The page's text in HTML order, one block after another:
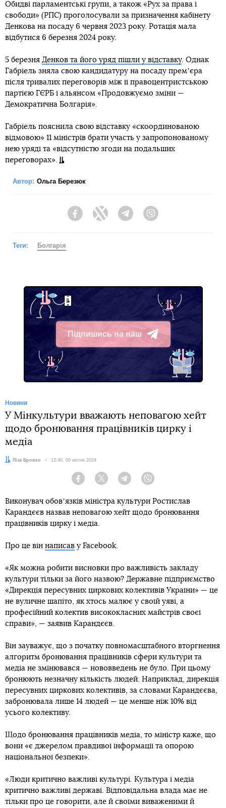
Обидві парламентські групи, а також «Рух за права і
свободи» (РПС) проголосували за призначення кабінету
Денкова на посаду 6 червня 2023 року. Ротація мала
відбутися 6 березня 2024 року.
5 березня Денков та його уряд пішли у відставку. Однак
Габріель зняла свою кандидатуру на посаду премʼєра
після тривалих переговорів між її правоцентристською
партією ГЄРБ і альянсом «Продовжуємо зміни —
Демократична Болгарія».
Габріель пояснила свою відставку «скоординованою
відмовою» 11 міністрів брати участь у запропонованому
нею уряді та «відсутністю згоди на подальших
переговорах».
Автор: Ольга Березюк
FacebookTwitter Telegram
Теги: Болгарія
Підпишись на наш
Telegram
Новини
У Мінкультури вважають неповагою хейт
щодо бронювання працівників цирку і
медіа
Автор:
Ліза Бровко Дата:
12:40, 09 квітня 2024
Facebook Twitter Telegram
Виконувач обовʼязків міністра культури Ростислав
Карандєєв назвав неповагою хейт щодо бронювання
працівників цирку і медіа.
Про це він написав у Facebook.
«Як можна робити висновки про важливість закладу
культури тільки за його назвою? Державне підприємство
«Дирекція пересувних циркових колективів України» — це
не вуличне шапіто, як хтось малює у своїй уяві, а
професійний колектив висококласних майстрів своєї
справи», — заявив Карандєєв.
Він зауважує, що з початку повномасштабного вторгнення
алгоритм бронювання працівників сфери культури та
медіа не змінювався — нововведень не було. При цьому
бронюють незначну кількість людей. Наприклад, дирекція
пересувних циркових колективів, за словами Карандєєва,
забронювала лише 14 людей — це менше ніж 10% від
усього колективу.
Щодо бронювання працівників медіа, то міністр каже, що
вони «є джерелом правдивої інформації та опорою
національної безпеки».
«Люди критично важливі культурі. Культура і медіа
критично важливі державі. Відповідальна влада має не
тільки про це говорити, але й своїми виваженими й